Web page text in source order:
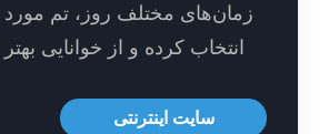
مختلف روز، تم مورد نظر خود
انتخاب کرده و از خوانایی بهتر لذت
سایت اینترنتی